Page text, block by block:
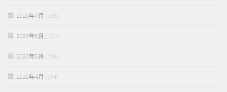
2020年7月 (159)
2020年6月 (131)
2020年5月 (158)
2020年4月 (134)